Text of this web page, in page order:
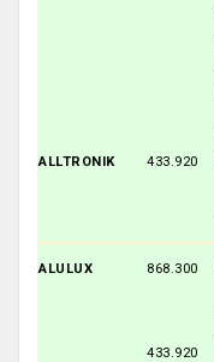
ALLTRONIK 433.920
ALULUX 868.300
433.920